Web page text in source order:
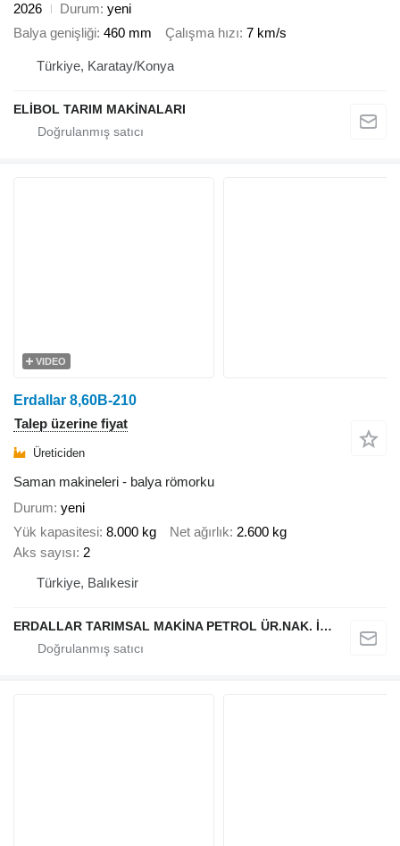
2026
Durum yeni
Balya genişliği 460 mm Çalışma hızı 7 km/s
Türkiye, Karatay/Konya
ELİBOL TARIM MAKİNALARI
VIDEO
Erdallar 8,60B-210
Talep üzerine fiyat
Üreticiden
Saman makineleri - balya römorku
Durum yeni
Yük kapasitesi 8.000 kg Net ağırlık 2.600 kg
Aks sayısı 2
Türkiye, Balıkesir
ERDALLAR TARIMSAL MAKİNA PETROL ÜR.NAK. İNŞ. HAYV. SAN. VE TİC. LTD ŞTİ